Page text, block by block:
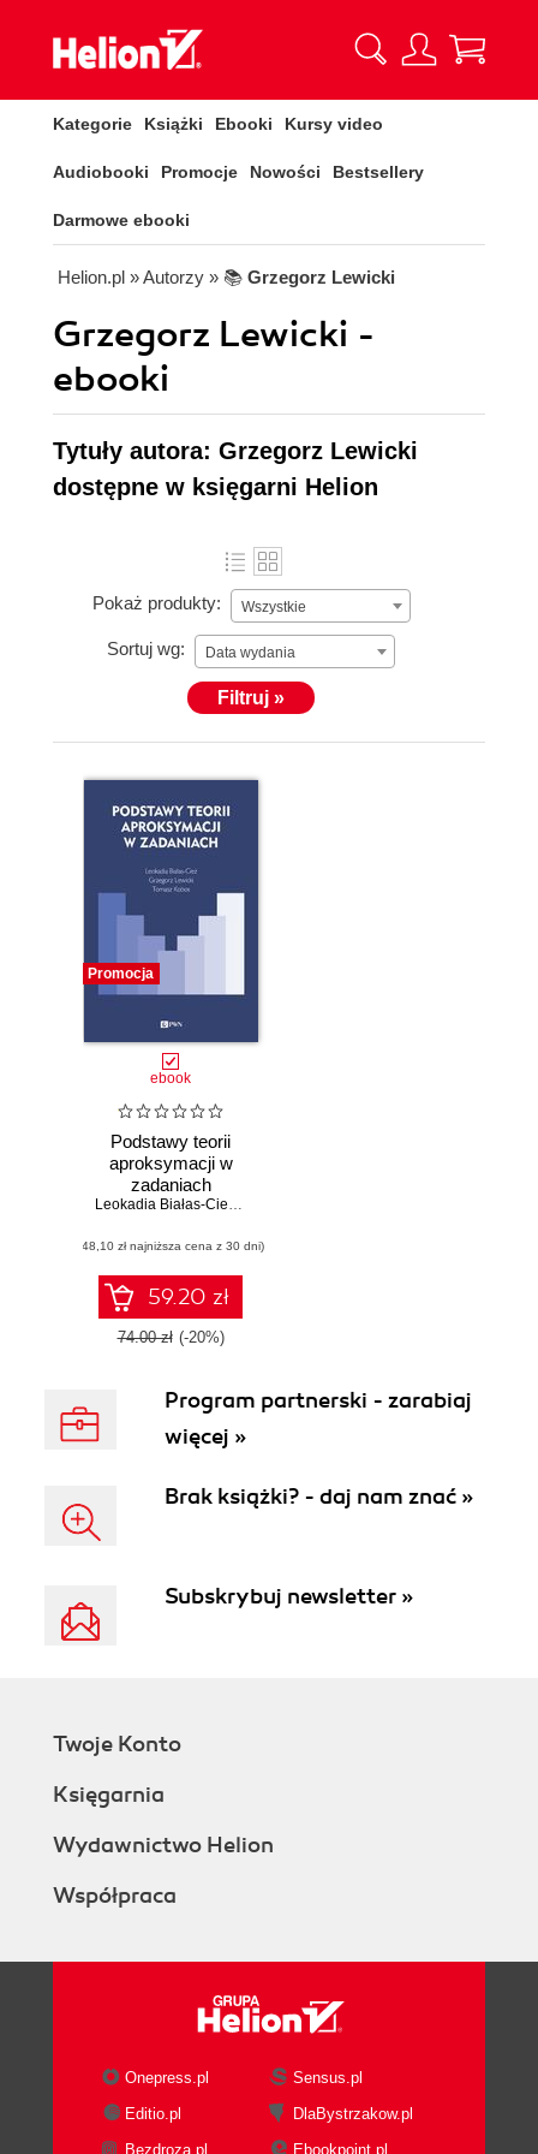
Kategorie Książki Ebooki Kursy video
Audiobooki Promocje Nowości Bestsellery
Darmowe ebooki
Helion.pl » Autorzy » 📚 Grzegorz Lewicki
Grzegorz Lewicki -
ebooki
Tytuły autora: Grzegorz Lewicki
dostępne w księgarni Helion
Pokaż produkty: Wszystkie
Sortuj wg: Data wydania
Filtruj »
Promocja
ebook
Podstawy teorii
aproksymacji w
zadaniach
Leokadia Białas-Cież
,
(48,10 zł najniższa cena z 30 dni)
59.20 zł
74.00 zł (-20%)
Program partnerski - zarabiaj
więcej »
Brak książki? - daj nam znać »
Subskrybuj newsletter »
Twoje Konto
Księgarnia
Wydawnictwo Helion
Współpraca
Onepress.pl
Sensus.pl
Editio.pl
DlaBystrzakow.pl
Bezdroza.pl
Ebookpoint.pl